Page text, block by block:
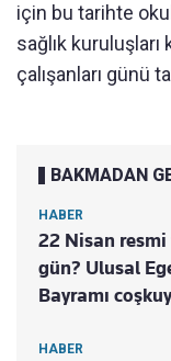
için bu tarihte
sağlık
çalışanları günü
BAKMADAN
HABER
22 Nisan
gün? Ulusal
Bayramı
HABER